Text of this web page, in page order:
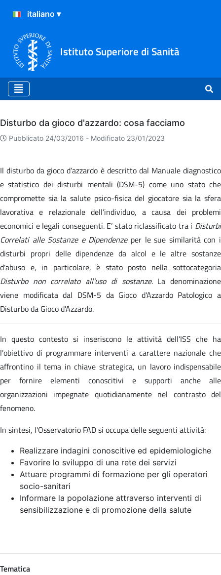
Istituto Superiore di Sanità
Archivio
Disturbo da gioco d'azzardo: cosa facciamo
Pubblicato 24/03/2016 - Modificato 23/01/2023
Il disturbo da gioco d’azzardo è descritto dal Manuale diagnostico
e statistico dei disturbi mentali (DSM-5) come uno stato che
compromette sia la salute psico-fisica del giocatore sia la sfera
lavorativa e relazionale dell’individuo, a causa dei problemi
economici e legali conseguenti. E’ stato riclassificato tra i Disturbi
Correlati alle Sostanze e Dipendenzeper le sue similarità con i
disturbi propri delle dipendenze da alcol e le altre sostanze
d'abuso e, in particolare, è stato posto nella sottocategoria
Disturbo non correlato all’uso di sostanze. La denominazione
viene modificata dal DSM-5 da Gioco d'Azzardo Patologico a
Disturbo da Gioco d'Azzardo.
In questo contesto si inseriscono le attività dell’ISS che ha
l'obiettivo di programmare interventi a carattere nazionale che
affrontino il tema in chiave strategica, un lavoro indispensabile
per fornire elementi conoscitivi e supporti anche alle
organizzazioni impegnate quotidianamente nel contrasto del
fenomeno.
In sintesi, l'Osservatorio FAD si occupa delle seguenti attività:
Realizzare indagini conoscitive ed epidemiologiche
Favorire lo sviluppo di una rete dei servizi
Attuare programmi di formazione per gli operatori
socio-sanitari
Informare la popolazione attraverso interventi di
sensibilizzazione e di promozione della salute
Tematica